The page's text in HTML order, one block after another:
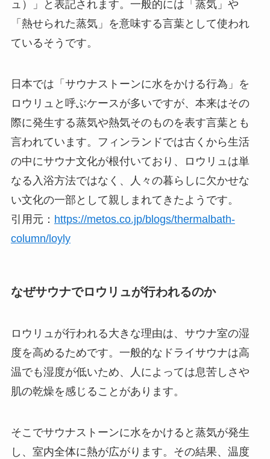
ュ）」と表記されます。一般的には「蒸気」や
「熱せられた蒸気」を意味する言葉として使われ
ているそうです。
日本では「サウナストーンに水をかける行為」を
ロウリュと呼ぶケースが多いですが、本来はその
際に発生する蒸気や熱気そのものを表す言葉とも
言われています。フィンランドでは古くから生活
の中にサウナ文化が根付いており、ロウリュは単
なる入浴方法ではなく、人々の暮らしに欠かせな
い文化の一部として親しまれてきたようです。
引用元： https://metos.co.jp/blogs/thermalbath-
column/loyly
なぜサウナでロウリュが行われるのか
ロウリュが行われる大きな理由は、サウナ室の湿
度を高めるためです。一般的なドライサウナは高
温でも湿度が低いため、人によっては息苦しさや
肌の乾燥を感じることがあります。
そこでサウナストーンに水をかけると蒸気が発生
し、室内全体に熱が広がります。その結果、温度